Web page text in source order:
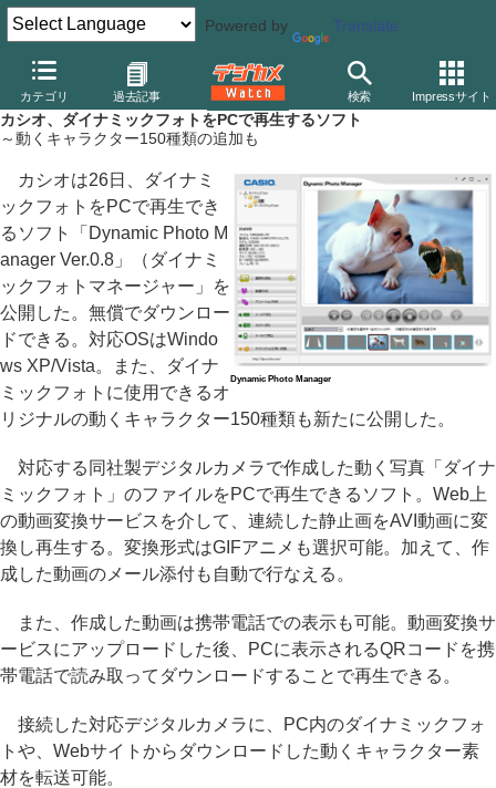
Powered by Translate
カテゴリ 過去記事 検索 Impressサイト
デジカメ Watch カメラ レンズ一体型（コンパクト）カメラ
カ
カシオ、ダイナミックフォトをPCで再生するソフト
～動くキャラクター150種類の追加も
Dynamic Photo Manager
カシオは26日、ダイナミ
ックフォトをPCで再生でき
るソフト「Dynamic Photo M
anager Ver.0.8」（ダイナミ
ックフォトマネージャー」を
公開した。無償でダウンロー
ドできる。対応OSはWindo
ws XP/Vista。また、ダイナ
ミックフォトに使用できるオ
リジナルの動くキャラクター150種類も新たに公開した。
対応する同社製デジタルカメラで作成した動く写真「ダイナ
ミックフォト」のファイルをPCで再生できるソフト。Web上
の動画変換サービスを介して、連続した静止画をAVI動画に変
換し再生する。変換形式はGIFアニメも選択可能。加えて、作
成した動画のメール添付も自動で行なえる。
また、作成した動画は携帯電話での表示も可能。動画変換サ
ービスにアップロードした後、PCに表示されるQRコードを携
帯電話で読み取ってダウンロードすることで再生できる。
接続した対応デジタルカメラに、PC内のダイナミックフォ
トや、Webサイトからダウンロードした動くキャラクター素
材を転送可能。